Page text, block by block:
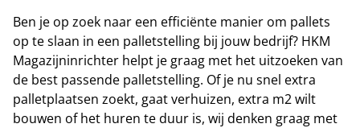
Ben je op zoek naar een efficiënte manier om pallets
op te slaan in een palletstelling bij jouw bedrijf? HKM
Magazijninrichter helpt je graag met het uitzoeken van
de best passende palletstelling. Of je nu snel extra
palletplaatsen zoekt, gaat verhuizen, extra m2 wilt
bouwen of het huren te duur is, wij denken graag met